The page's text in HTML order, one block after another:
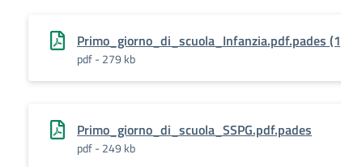
Primo_giorno_di_scuola_Infanzia.pdf.pades
pdf - 279 kb
Primo_giorno_di_scuola_SSPG.pdf.pades
pdf - 249 kb